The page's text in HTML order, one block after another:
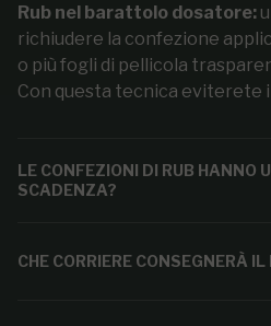
Rub nel barattolo dosatore:
richiudere la confezione
o più fogli di pellicola
Con questa tecnica eviterete
LE CONFEZIONI DI RUB HANNO
SCADENZA?
CHE CORRIERE CONSEGNERÀ